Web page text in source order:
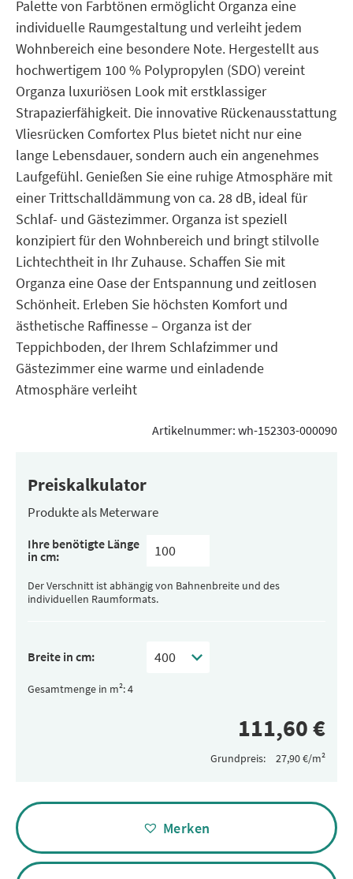
Palette von Farbtönen ermöglicht Organza eine
individuelle Raumgestaltung und verleiht jedem
Wohnbereich eine besondere Note. Hergestellt aus
hochwertigem 100 % Polypropylen (SDO) vereint
Organza luxuriösen Look mit erstklassiger
Strapazierfähigkeit. Die innovative Rückenausstattung
Vliesrücken Comfortex Plus bietet nicht nur eine
lange Lebensdauer, sondern auch ein angenehmes
Laufgefühl. Genießen Sie eine ruhige Atmosphäre mit
einer Trittschalldämmung von ca. 28 dB, ideal für
Schlaf- und Gästezimmer. Organza ist speziell
konzipiert für den Wohnbereich und bringt stilvolle
Lichtechtheit in Ihr Zuhause. Schaffen Sie mit
Organza eine Oase der Entspannung und zeitlosen
Schönheit. Erleben Sie höchsten Komfort und
ästhetische Raffinesse – Organza ist der
Teppichboden, der Ihrem Schlafzimmer und
Gästezimmer eine warme und einladende
Atmosphäre verleiht
Artikelnummer: wh-152303-000090
Preiskalkulator
Produkte als Meterware
Ihre benötigte Länge
in cm:
Der Verschnitt ist abhängig von Bahnenbreite und des
individuellen Raumformats.
Breite in cm:
Gesamtmenge in m²:
Grundpreis:
Alternative:
Merken